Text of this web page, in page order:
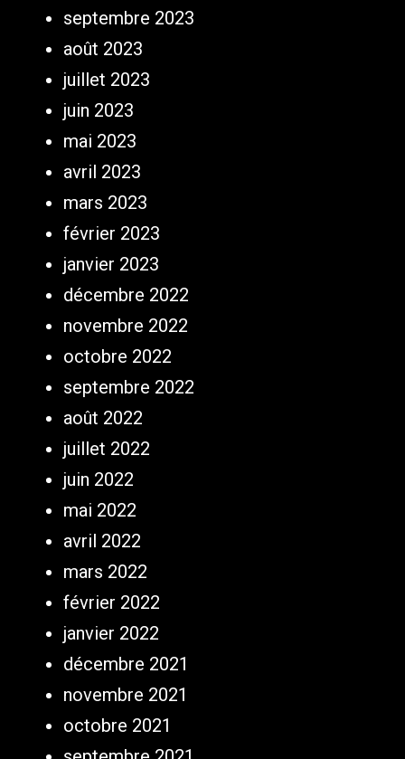
septembre 2023
août 2023
juillet 2023
juin 2023
mai 2023
avril 2023
mars 2023
février 2023
janvier 2023
décembre 2022
novembre 2022
octobre 2022
septembre 2022
août 2022
juillet 2022
juin 2022
mai 2022
avril 2022
mars 2022
février 2022
janvier 2022
décembre 2021
novembre 2021
octobre 2021